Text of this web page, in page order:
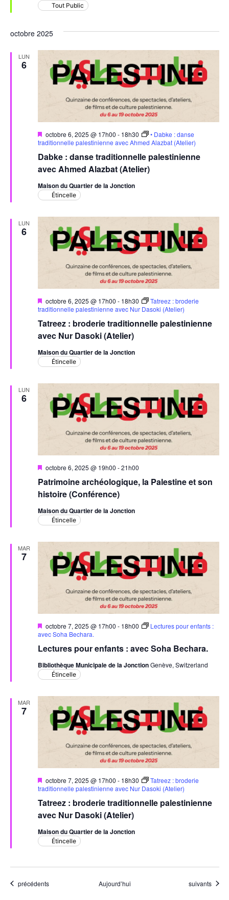
Tout Public
octobre 2025
LUN
6
Dabke : danse traditionnelle palestinienne
avec Ahmed Alazbat (Atelier)
Mis
en
octobre 6, 2025 @ 17h00 - 18h30
• Dabke : danse
traditionnelle palestinienne avec Ahmed Alazbat (Atelier)
Maison du Quartier de la Jonction
Étincelle
LUN
6
Tatreez : broderie traditionnelle palestinienne
avec Nur Dasoki (Atelier)
Mis
en
octobre 6, 2025 @ 17h00 - 18h30
Tatreez : broderie
traditionnelle palestinienne avec Nur Dasoki (Atelier)
Maison du Quartier de la Jonction
Étincelle
LUN
6
Patrimoine archéologique, la Palestine et son
histoire (Conférence)
Mis
avant
octobre 6, 2025 @ 19h00 -21h00
Maison du Quartier de la Jonction
Étincelle
MAR
7
Lectures pour enfants : avec Soha Bechara.
Mis
en
octobre 7, 2025 @ 17h00 - 18h00
Lectures pour enfants :
avec Soha Bechara.
Bibliothèque Municipale de la JonctionGenève, Switzerland
Étincelle
MAR
7
Tatreez : broderie traditionnelle palestinienne
avec Nur Dasoki (Atelier)
Mis
en
octobre 7, 2025 @ 17h00 - 18h30
Tatreez : broderie
traditionnelle palestinienne avec Nur Dasoki (Atelier)
Maison du Quartier de la Jonction
Étincelle
Évènements
précédents Aujourd’hui Évènements
suivants